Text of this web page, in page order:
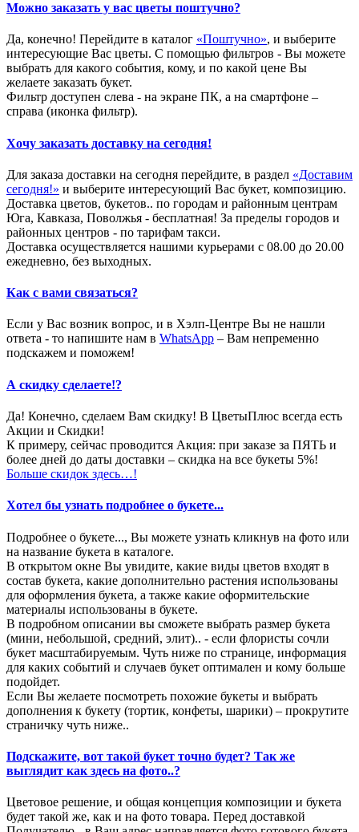
Можно заказать у вас цветы поштучно?
Да, конечно! Перейдите в каталог «Поштучно», и выберите
интересующие Вас цветы. С помощью фильтров - Вы можете
выбрать для какого события, кому, и по какой цене Вы
желаете заказать букет.
Фильтр доступен слева - на экране ПК, а на смартфоне –
справа (иконка фильтр).
Хочу заказать доставку на сегодня!
Для заказа доставки на сегодня перейдите, в раздел «Доставим
сегодня!» и выберите интересующий Вас букет, композицию.
Доставка цветов, букетов.. по городам и районным центрам
Юга, Кавказа, Поволжья - бесплатная! За пределы городов и
районных центров - по тарифам такси.
Доставка осуществляется нашими курьерами с 08.00 до 20.00
ежедневно, без выходных.
Как с вами связаться?
Если у Вас возник вопрос, и в Хэлп-Центре Вы не нашли
ответа - то напишите нам в WhatsApp – Вам непременно
подскажем и поможем!
А скидку сделаете!?
Да! Конечно, сделаем Вам скидку! В ЦветыПлюс всегда есть
Акции и Скидки!
К примеру, сейчас проводится Акция: при заказе за ПЯТЬ и
более дней до даты доставки – скидка на все букеты 5%!
Больше скидок здесь…!
Хотел бы узнать подробнее о букете...
Подробнее о букете..., Вы можете узнать кликнув на фото или
на название букета в каталоге.
В открытом окне Вы увидите, какие виды цветов входят в
состав букета, какие дополнительно растения использованы
для оформления букета, а также какие оформительские
материалы использованы в букете.
В подробном описании вы сможете выбрать размер букета
(мини, небольшой, средний, элит).. - если флористы сочли
букет масштабируемым. Чуть ниже по странице, информация
для каких событий и случаев букет оптимален и кому больше
подойдет.
Если Вы желаете посмотреть похожие букеты и выбрать
дополнения к букету (тортик, конфеты, шарики) – прокрутите
страничку чуть ниже..
Подскажите, вот такой букет точно будет? Так же
выглядит как здесь на фото..?
Цветовое решение, и общая концепция композиции и букета
будет такой же, как и на фото товара. Перед доставкой